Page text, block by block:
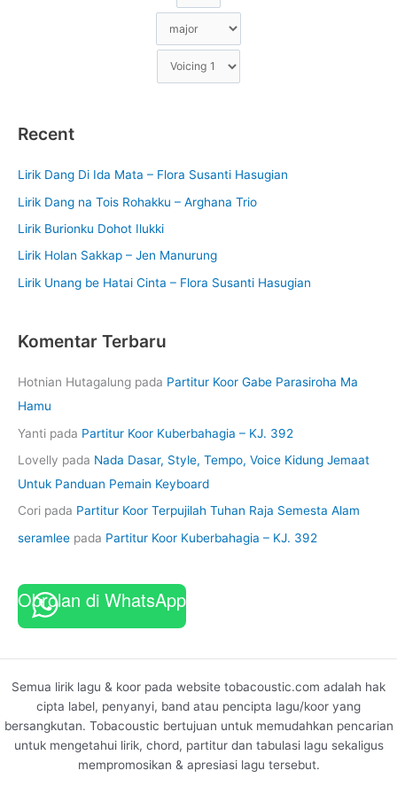
Recent
Lirik Dang Di Ida Mata – Flora Susanti Hasugian
Lirik Dang na Tois Rohakku – Arghana Trio
Lirik Burionku Dohot Ilukki
Lirik Holan Sakkap – Jen Manurung
Lirik Unang be Hatai Cinta – Flora Susanti Hasugian
Komentar Terbaru
Hotnian Hutagalung pada Partitur Koor Gabe Parasiroha Ma
Hamu
Yanti pada Partitur Koor Kuberbahagia – KJ. 392
Lovelly pada Nada Dasar, Style, Tempo, Voice Kidung Jemaat
Untuk Panduan Pemain Keyboard
Cori pada Partitur Koor Terpujilah Tuhan Raja Semesta Alam
seramlee pada Partitur Koor Kuberbahagia – KJ. 392
Obrolan di WhatsApp
Semua lirik lagu & koor pada website tobacoustic.com adalah hak
cipta label, penyanyi, band atau pencipta lagu/koor yang
bersangkutan. Tobacoustic bertujuan untuk memudahkan pencarian
untuk mengetahui lirik, chord, partitur dan tabulasi lagu sekaligus
mempromosikan & apresiasi lagu tersebut.